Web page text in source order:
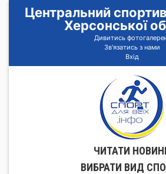
Центральний
Херсонської
Дивитись
Зв'язатись з нами
Вхід
ЧИТАТИ
ВИБРАТИ ВИД